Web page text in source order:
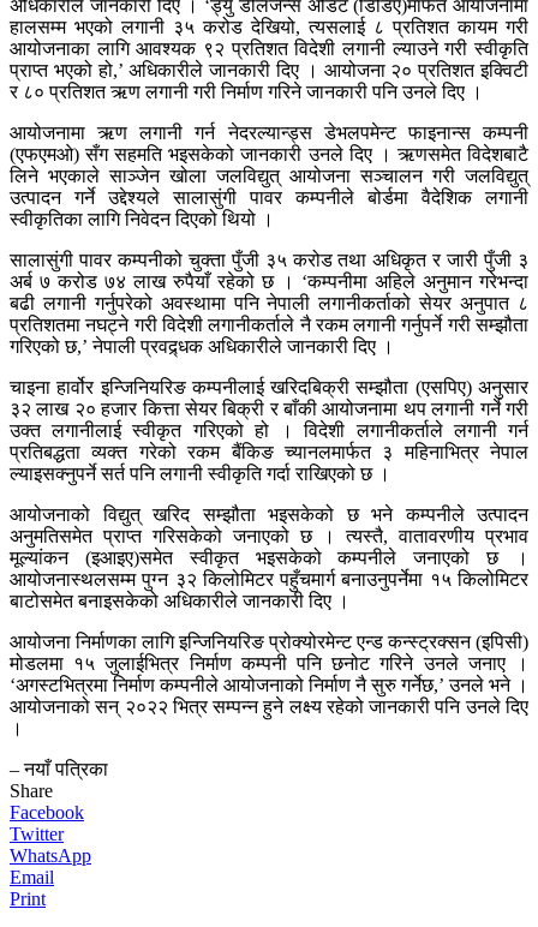
अधिकारीले जानकारी दिए । ‘ड्यु डेलिजेन्स अडिट (डिडिए)मार्फत आयोजनामा
हालसम्म भएको लगानी ३५ करोड देखियो, त्यसलाई ८ प्रतिशत कायम गरी
आयोजनाका लागि आवश्यक ९२ प्रतिशत विदेशी लगानी ल्याउने गरी स्वीकृति
प्राप्त भएको हो,’ अधिकारीले जानकारी दिए । आयोजना २० प्रतिशत इक्विटी
र ८० प्रतिशत ऋण लगानी गरी निर्माण गरिने जानकारी पनि उनले दिए ।
आयोजनामा ऋण लगानी गर्न नेदरल्यान्ड्स डेभलपमेन्ट फाइनान्स कम्पनी
(एफएमओ) सँग सहमति भइसकेको जानकारी उनले दिए । ऋणसमेत विदेशबाटै
लिने भएकाले साञ्जेन खोला जलविद्युत् आयोजना सञ्चालन गरी जलविद्युत्
उत्पादन गर्ने उद्देश्यले सालासुंगी पावर कम्पनीले बोर्डमा वैदेशिक लगानी
स्वीकृतिका लागि निवेदन दिएको थियो ।
सालासुंगी पावर कम्पनीको चुक्ता पुँजी ३५ करोड तथा अधिकृत र जारी पुँजी ३
अर्ब ७ करोड ७४ लाख रुपैयाँ रहेको छ । ‘कम्पनीमा अहिले अनुमान गरेभन्दा
बढी लगानी गर्नुपरेको अवस्थामा पनि नेपाली लगानीकर्ताको सेयर अनुपात ८
प्रतिशतमा नघट्ने गरी विदेशी लगानीकर्ताले नै रकम लगानी गर्नुपर्ने गरी सम्झौता
गरिएको छ,’ नेपाली प्रवद्र्धक अधिकारीले जानकारी दिए ।
चाइना हार्वोर इन्जिनियरिङ कम्पनीलाई खरिदबिक्री सम्झौता (एसपिए) अनुसार
३२ लाख २० हजार कित्ता सेयर बिक्री र बाँकी आयोजनामा थप लगानी गर्ने गरी
उक्त लगानीलाई स्वीकृत गरिएको हो । विदेशी लगानीकर्ताले लगानी गर्न
प्रतिबद्धता व्यक्त गरेको रकम बैंकिङ च्यानलमार्फत ३ महिनाभित्र नेपाल
ल्याइसक्नुपर्ने सर्त पनि लगानी स्वीकृति गर्दा राखिएको छ ।
आयोजनाको विद्युत् खरिद सम्झौता भइसकेको छ भने कम्पनीले उत्पादन
अनुमतिसमेत प्राप्त गरिसकेको जनाएको छ । त्यस्तै, वातावरणीय प्रभाव
मूल्यांकन (इआइए)समेत स्वीकृत भइसकेको कम्पनीले जनाएको छ ।
आयोजनास्थलसम्म पुग्न ३२ किलोमिटर पहुँचमार्ग बनाउनुपर्नेमा १५ किलोमिटर
बाटोसमेत बनाइसकेको अधिकारीले जानकारी दिए ।
आयोजना निर्माणका लागि इन्जिनियरिङ प्रोक्योरमेन्ट एन्ड कन्स्ट्रक्सन (इपिसी)
मोडलमा १५ जुलाईभित्र निर्माण कम्पनी पनि छनोट गरिने उनले जनाए ।
‘अगस्टभित्रमा निर्माण कम्पनीले आयोजनाको निर्माण नै सुरु गर्नेछ,’ उनले भने ।
आयोजनाको सन् २०२२ भित्र सम्पन्न हुने लक्ष्य रहेको जानकारी पनि उनले दिए
।
– नयाँ पत्रिका
Share
Facebook
Twitter
WhatsApp
Email
Print